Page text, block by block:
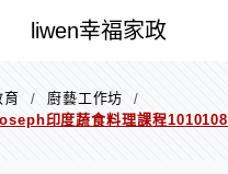
liwen幸福家政
育 / 廚藝工作坊
/
印度蔬食料理課程1010108